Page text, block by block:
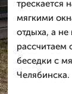
трескается
мягкими
отдыха, а
рассчитаем
беседки с
Челябинска.